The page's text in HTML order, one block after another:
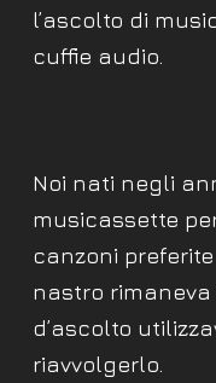
l’ascolto di
cuffie audio.
Noi nati negli
musicassette
canzoni
nastro
d’ascolto
riavvolgerlo.